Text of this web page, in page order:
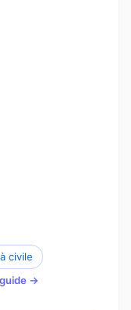
civile
→